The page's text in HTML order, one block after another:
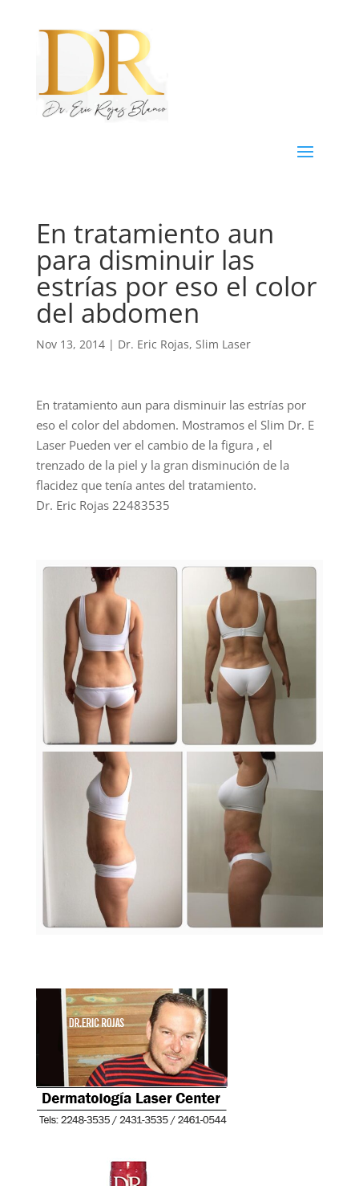
En tratamiento aun
para disminuir las
estrías por eso el color
del abdomen
Nov 13, 2014| Dr. Eric Rojas, Slim Laser
En tratamiento aun para disminuir las estrías por
eso el color del abdomen. Mostramos el Slim Dr. E
Laser Pueden ver el cambio de la figura , el
trenzado de la piel y la gran disminución de la
flacidez que tenía antes del tratamiento.
Dr. Eric Rojas 22483535